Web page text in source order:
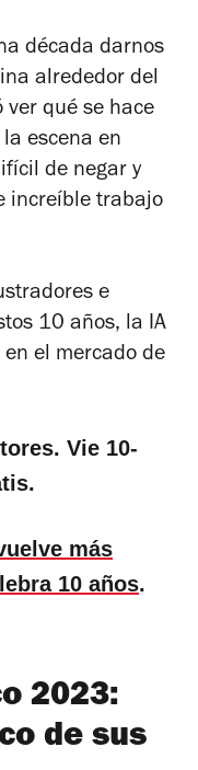
década darnos
alrededor del
ver qué se hace
escena en
de negar y
increíble trabajo
e
10 años, la IA
el mercado de
Vie 10-
más
10 años.
2023:
de sus